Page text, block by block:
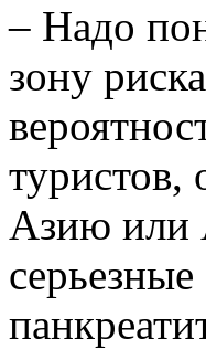
– Надо
зону
туристов,
Азию или